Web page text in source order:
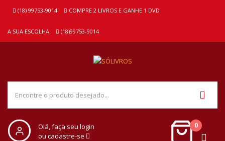
(18) 99753-9014 COMPRE 2 LIVROS E GANHE 1 DVD
A SUA ESCOLHA (18)99753-9014
Olá, faça seu login
ou cadastre-se
0